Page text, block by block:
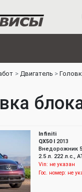
Двигатель
Infiniti
QX50 I 2013
Внедорожник
2.5 л. 222 л.с.,
Vin: не указан
Гос. номер: не